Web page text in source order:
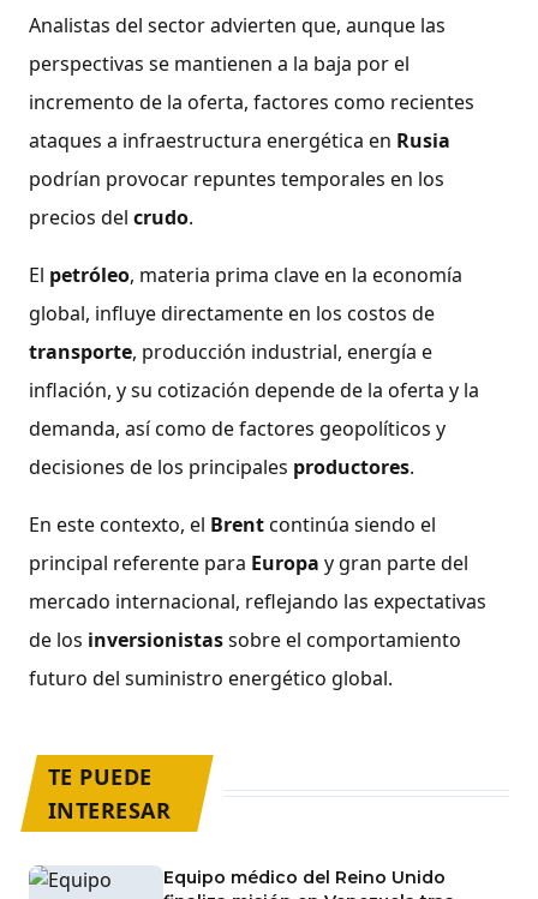
Analistas del sector advierten que, aunque las
perspectivas se mantienen a la baja por el
incremento de la oferta, factores como recientes
ataques a infraestructura energética en Rusia
podrían provocar repuntes temporales en los
precios del crudo.
El petróleo, materia prima clave en la economía
global, influye directamente en los costos de
transporte, producción industrial, energía e
inflación, y su cotización depende de la oferta y la
demanda, así como de factores geopolíticos y
decisiones de los principales productores.
En este contexto, el Brentcontinúa siendo el
principal referente para Europa y gran parte del
mercado internacional, reflejando las expectativas
de los inversionistassobre el comportamiento
futuro del suministro energético global.
TE PUEDE
INTERESAR
Equipo médico del Reino Unido